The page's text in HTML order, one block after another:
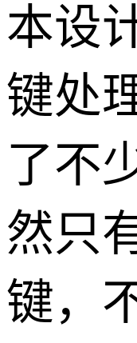
本设
键处
了不
然只
键，